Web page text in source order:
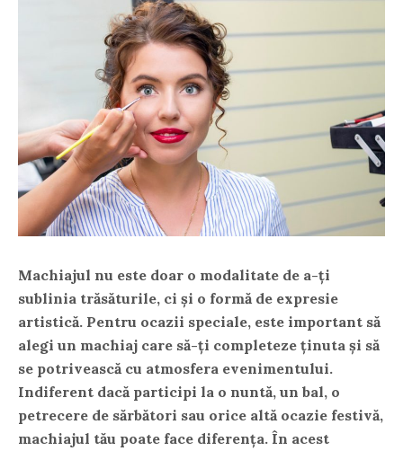
Machiajul nu este doar o modalitate de a-ți
sublinia trăsăturile, ci și o formă de expresie
artistică. Pentru ocazii speciale, este important să
alegi un machiaj care să-ți completeze ținuta și să
se potrivească cu atmosfera evenimentului.
Indiferent dacă participi la o nuntă, un bal, o
petrecere de sărbători sau orice altă ocazie festivă,
machiajul tău poate face diferența. În acest